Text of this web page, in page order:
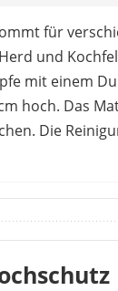
für
und
mit einem
hoch. Das
Die
Produkt
Preis-
über. Hier